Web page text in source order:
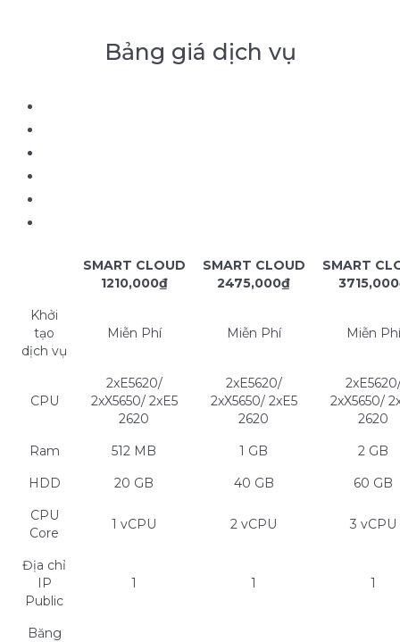
Bảng giá dịch vụ
SMART CLOUD
1210,000₫
SMART CLOUD
2475,000₫
SMART
3
Khởi
tạo
dịch vụ
Miễn Phí Miễn Phí Miễn Phí
CPU
2xE5620/
2xX5650/ 2xE5
2620
2xE5620/
2xX5650/ 2xE5
2620
2xX5650/
2620
Ram
512 MB 1 GB
2 GB
HDD
20 GB 40 GB
60 GB
CPU
Core
1 vCPU 2 vCPU 3 vCPU
Địa chỉ
IP
Public
1 1 1
Băng